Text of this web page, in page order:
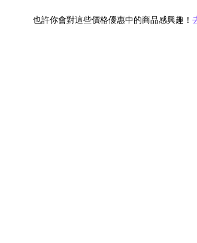
也許你會對這些價格優惠中的商品感興趣！